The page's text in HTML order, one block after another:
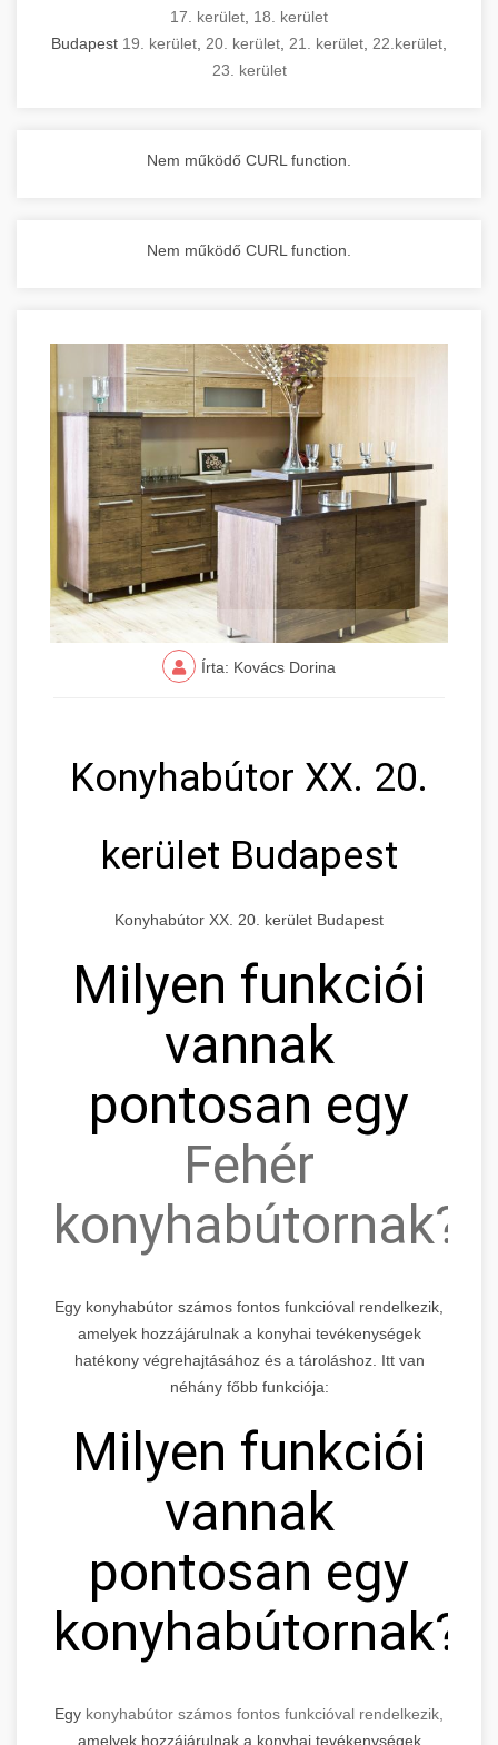
17. kerület 18. kerület
Budapest 19. kerület 20. kerület 21. kerület 22.kerület
23. kerület
Nem működő CURL function.
Nem működő CURL function.
Írta: Kovács Dorina
Konyhabútor XX. 20.
kerület Budapest
Konyhabútor XX. 20. kerület Budapest
Milyen funkciói
vannak
pontosan egy
Fehér
konyhabútornak?
Egy konyhabútor számos fontos funkcióval rendelkezik,
amelyek hozzájárulnak a konyhai tevékenységek
hatékony végrehajtásához és a tároláshoz. Itt van
néhány főbb funkciója:
Milyen funkciói
vannak
pontosan egy
konyhabútornak?
Egy konyhabútor számos fontos funkcióval rendelkezik,
amelyek hozzájárulnak a konyhai tevékenységek